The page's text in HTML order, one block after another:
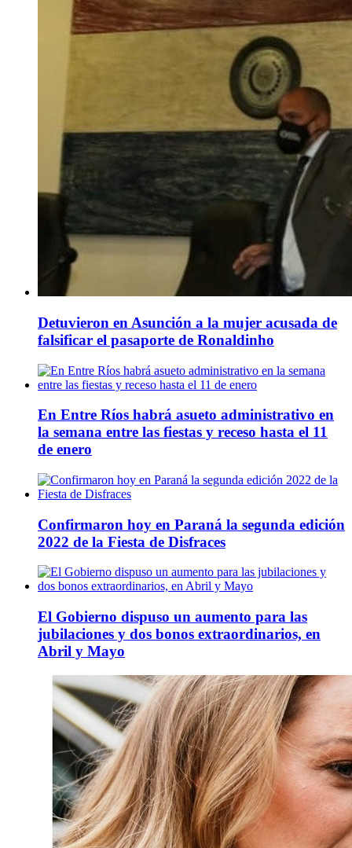
Detuvieron en Asunción a la mujer acusada de
falsificar el pasaporte de Ronaldinho
En Entre Ríos habrá asueto administrativo en
la semana entre las fiestas y receso hasta el 11
de enero
Confirmaron hoy en Paraná la segunda edición
2022 de la Fiesta de Disfraces
El Gobierno dispuso un aumento para las
jubilaciones y dos bonos extraordinarios, en
Abril y Mayo